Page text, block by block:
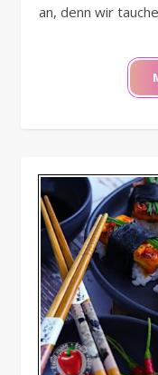
an, denn wir